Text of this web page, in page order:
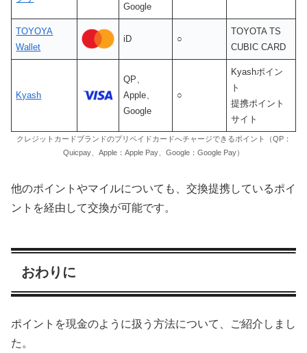
Google
TOYOYA
Wallet
iD ○
TOYOTA TS
CUBIC CARD
Kyash
QP、
Apple、
Google
○
Kyashポイン
ト
提携ポイント
サイト
クレジットカードブランドのプリペイドカードへチャージできるポイント（QP：
Quicpay、Apple：Apple Pay、Google：Google Pay）
他のポイントやマイルについても、交換提携しているポイ
ントを経由して交換が可能です。
おわりに
ポイントを現金のように扱う方法について、ご紹介しまし
た。